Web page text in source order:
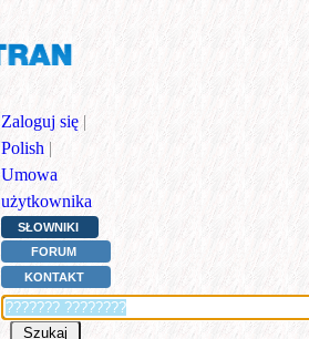
Zaloguj się |
Polish |
Umowa
użytkownika
SŁOWNIKI
FORUM
KONTAKT